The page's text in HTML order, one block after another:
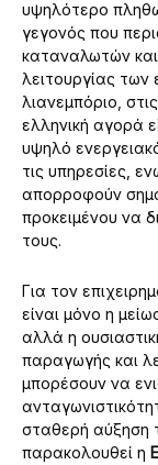
υψηλότερο
γεγονός που
καταναλωτών
λειτουργίας των
λιανεμπόριο,
ελληνική αγορά
υψηλό
τις υπηρεσίες,
απορροφούν
προκειμένου να
τους.
Για τον
είναι μόνο η
αλλά η
παραγωγής και
μπορέσουν να
σταθερή αύξηση
παρακολουθεί η